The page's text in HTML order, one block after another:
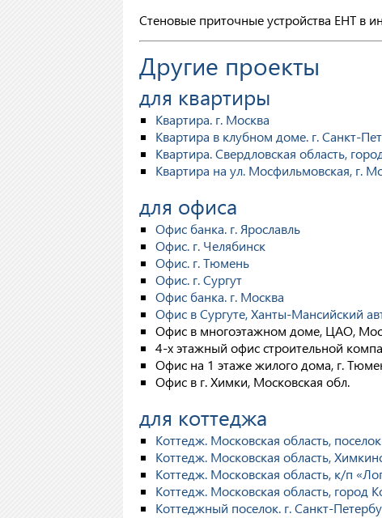
Стеновые приточные устройства EHT в
Другие проекты
для квартиры
Квартира. г. Москва
Квартира в клубном доме. г. Санкт-
Квартира. Свердловская область,
Квартира на ул. Мосфильмовская, г.
для офиса
Офис банка. г. Ярославль
Офис. г. Челябинск
Офис. г. Тюмень
Офис. г. Сургут
Офис банка. г. Москва
Офис в Сургуте, Ханты-Мансийский
Офис в многоэтажном доме, ЦАО,
4-х этажный офис строительной
Офис на 1 этаже жилого дома, г.
Офис в г. Химки, Московская обл.
для коттеджа
Коттедж. Московская область,
Коттедж. Московская область,
Коттедж. Московская область, к/п
Коттедж. Московская область, город
Коттеджный поселок. г. Санкт-